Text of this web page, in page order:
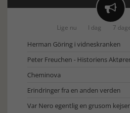

Lige nu I dag 7
Herman Göring i vidneskranken
Peter Freuchen - Historiens
Cheminova
Erindringer fra en anden verden
Var Nero egentlig en grusom